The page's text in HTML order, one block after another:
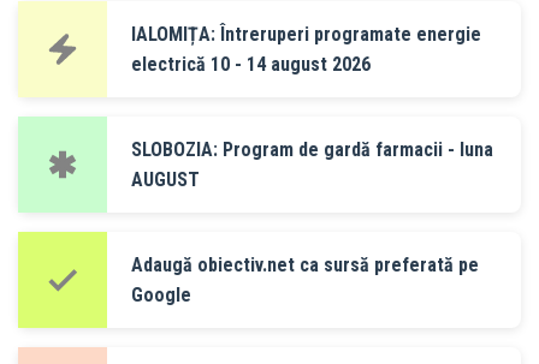
IALOMIȚA: Întreruperi programate energie
electrică 10 - 14 august 2026
SLOBOZIA: Program de gardă farmacii - luna
AUGUST
Adaugă obiectiv.net ca sursă preferată pe
Google